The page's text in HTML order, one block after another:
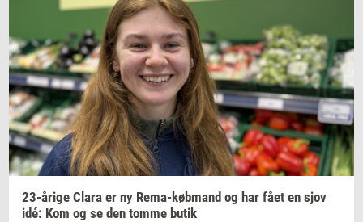
23-​årige Clara er ny Rema-​købmand og har fået en sjov
idé: Kom og se den tomme butik